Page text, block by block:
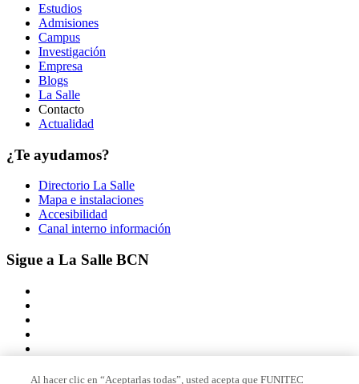
Estudios
Admisiones
Campus
Investigación
Empresa
Blogs
La Salle
Contacto
Actualidad
¿Te ayudamos?
Directorio La Salle
Mapa e instalaciones
Accesibilidad
Canal interno información
Sigue a La Salle BCN
Al hacer clic en “Aceptarlas todas”, usted acepta que FUNITEC